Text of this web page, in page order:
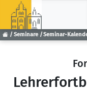
Seminare Seminar-